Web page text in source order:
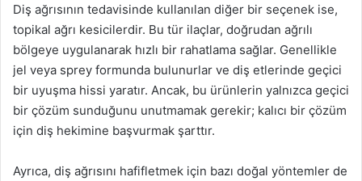
Diş ağrısının tedavisinde kullanılan diğer bir seçenek ise,
topikal ağrı kesicilerdir. Bu tür ilaçlar, doğrudan ağrılı
bölgeye uygulanarak hızlı bir rahatlama sağlar. Genellikle
jel veya sprey formunda bulunurlar ve diş etlerinde geçici
bir uyuşma hissi yaratır. Ancak, bu ürünlerin yalnızca geçici
bir çözüm sunduğunu unutmamak gerekir; kalıcı bir çözüm
için diş hekimine başvurmak şarttır.
Ayrıca, diş ağrısını hafifletmek için bazı doğal yöntemler de